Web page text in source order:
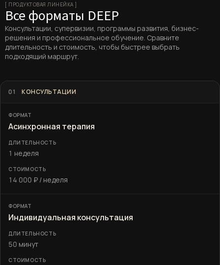
[ ПРОДУКТОВАЯ ЛИНЕЙКА ]
Все форматы DEEP
Консультации, супервизии, программы развития, бизнес-
решения и профессиональное обучение. Сравните
длительность и стоимость, чтобы быстрее выбрать
подходящий маршрут.
Продуктовая линейка DEEP: форматы, длительность и
Формат
01 КОНСУЛЬТАЦИИ
Асинхронная терапия
1 неделя
14 000 ₽ / неделя
Индивидуальная консультация
50 минут